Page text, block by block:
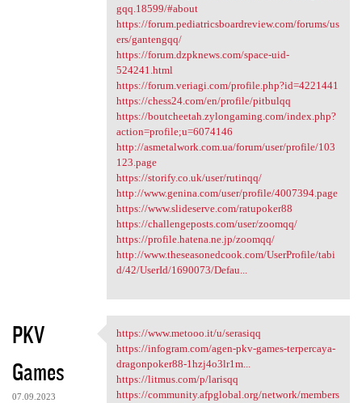
gqq.18599/#about
https://forum.pediatricsboardreview.com/forums/us
ers/gantengqq/
https://forum.dzpknews.com/space-uid-
524241.html
https://forum.veriagi.com/profile.php?id=4221441
https://chess24.com/en/profile/pitbulqq
https://boutcheetah.zylongaming.com/index.php?
action=profile;u=6074146
http://asmetalwork.com.ua/forum/user/profile/103
123.page
https://storify.co.uk/user/rutinqq/
http://www.genina.com/user/profile/4007394.page
https://www.slideserve.com/ratupoker88
https://challengeposts.com/user/zoomqq/
https://profile.hatena.ne.jp/zoomqq/
http://www.theseasonedcook.com/UserProfile/tabi
d/42/UserId/1690073/Defau...
PKV
Games
07.09.2023
https://www.metooo.it/u
https://www.metooo.it/u/serasiqq
https://infogram.com/agen-pkv-games-terpercaya-
dragonpoker88-1hzj4o3lr1m...
https://litmus.com/p/larisqq
https://community.afpglobal.org/network/members